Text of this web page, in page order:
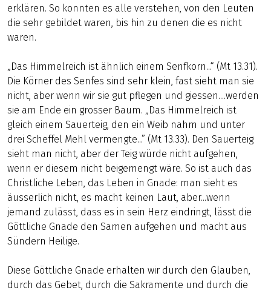
erklären. So konnten es alle verstehen, von den Leuten
die sehr gebildet waren, bis hin zu denen die es nicht
waren.
„Das Himmelreich ist ähnlich einem Senfkorn...“ (Mt 13.31).
Die Körner des Senfes sind sehr klein, fast sieht man sie
nicht, aber wenn wir sie gut pflegen und giessen....werden
sie am Ende ein grosser Baum. „Das Himmelreich ist
gleich einem Sauerteig, den ein Weib nahm und unter
drei Scheffel Mehl vermengte...” (Mt 13.33). Den Sauerteig
sieht man nicht, aber der Teig würde nicht aufgehen,
wenn er diesem nicht beigemengt wäre. So ist auch das
Christliche Leben, das Leben in Gnade: man sieht es
äusserlich nicht, es macht keinen Laut, aber...wenn
jemand zulässt, dass es in sein Herz eindringt, lässt die
Göttliche Gnade den Samen aufgehen und macht aus
Sündern Heilige.
Diese Göttliche Gnade erhalten wir durch den Glauben,
durch das Gebet, durch die Sakramente und durch die